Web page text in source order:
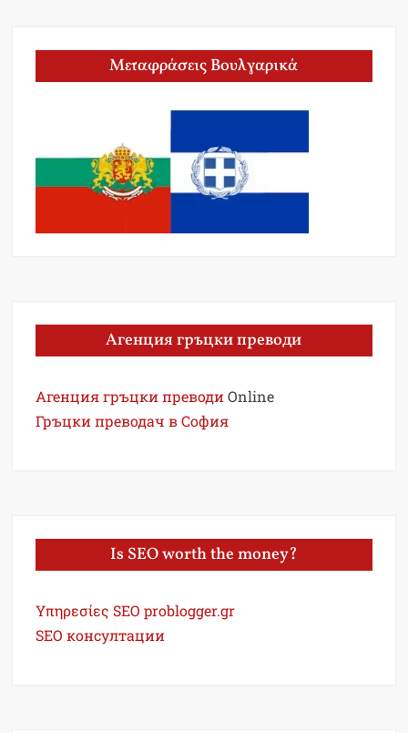
Μεταφράσεις Βουλγαρικά
Агенция гръцки преводи
Агенция гръцки преводи Online
Гръцки преводач в София
Is SEO worth the money?
Υπηρεσίες SEO problogger.gr
SEO консултации